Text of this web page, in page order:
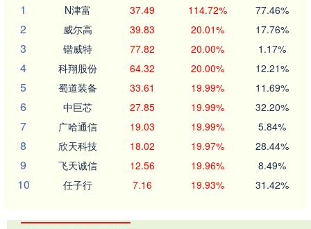
1
N津富 37.49 114.72% 77.46%
2 威尔高 39.83 20.01% 17.76%
3 锴威特 77.82 20.00% 1.17%
4 科翔股份 64.32 20.00% 12.21%
5 蜀道装备 33.61 19.99% 11.69%
6 中巨芯 27.85 19.99% 32.20%
7 广哈通信 19.03 19.99% 5.84%
8 欣天科技 18.02 19.97% 28.44%
9 飞天诚信 12.56 19.96% 8.49%
10 任子行 7.16 19.93% 31.42%